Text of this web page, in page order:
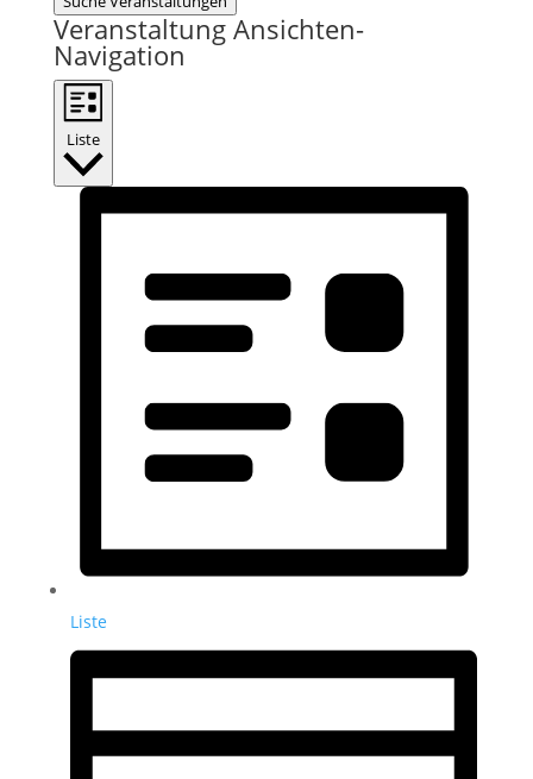
Veranstaltung Ansichten-
Navigation
Liste
Liste